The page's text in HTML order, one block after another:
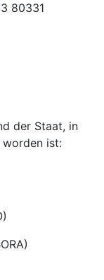
80331
der Staat, in
worden ist: